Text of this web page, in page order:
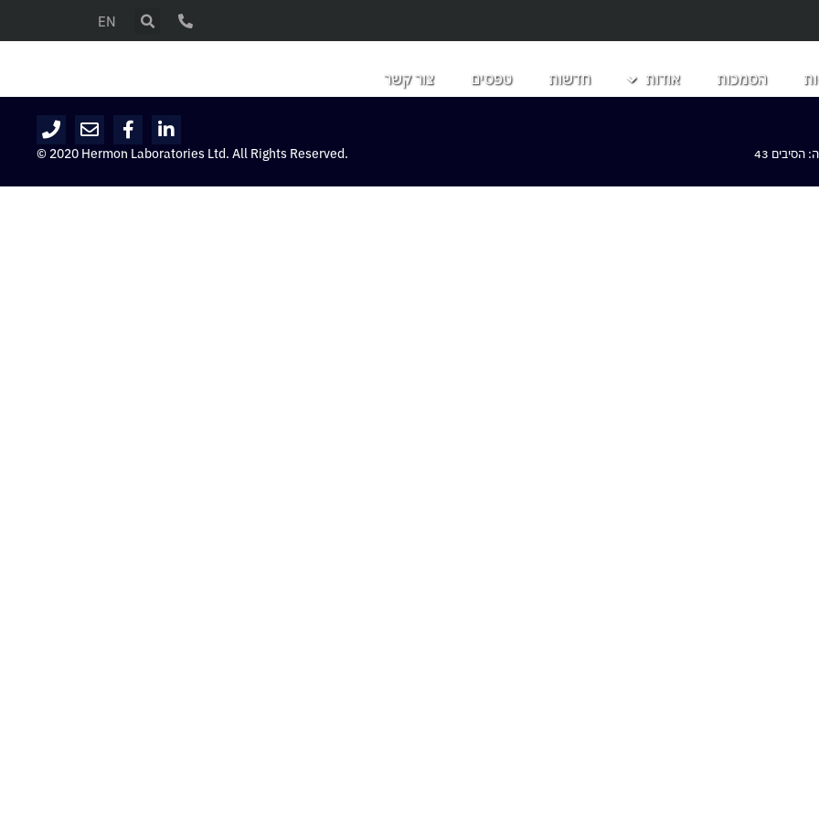
EN
הסמכות אודות חדשות טפסים צור קשר
43
© 2020 Hermon Laboratories Ltd. All Rights Reserved.